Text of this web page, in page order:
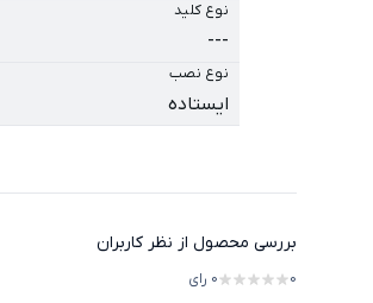
نوع کلید
---
نوع نصب
ایستاده
بررسی محصول از نظر کاربران
0
0 رای